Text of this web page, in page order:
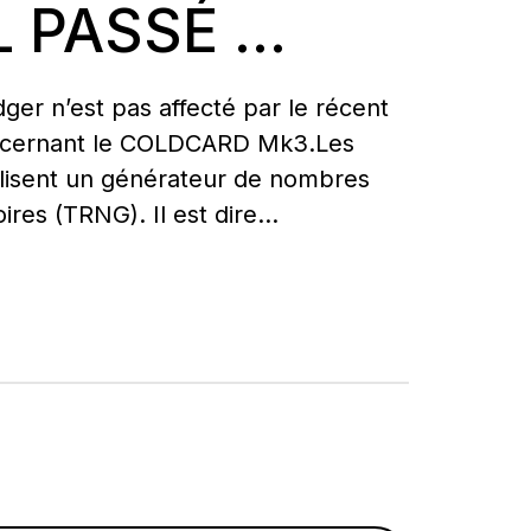
Comparer les signers
Qu’est-ce qu’un wallet crypto ?
PASSÉ ...
n’est pas affecté par le récent
le COLDCARD Mk3.Les
un générateur de nombres
(TRNG). Il est dire...